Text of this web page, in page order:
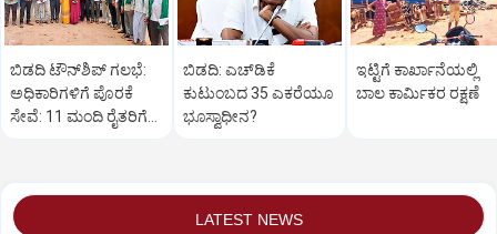
ಬಿಡದಿ ಟೌನ್‌ಶಿಪ್‌ ಗಲಭೆ:
ಅಧಿಕಾರಿಗಳಿಗೆ ಪೊರಕೆ
ಸೇವೆ: 11 ಮಂದಿ ರೈತರಿಗೆ
ಬಿಡದಿ: ಎಚ್‌ಡಿಕೆ
ಕುಟುಂಬದ 35 ಎಕರೆಯೂ
ಭೂಸ್ವಾಧೀನ?
ಇಟ್ಟಿಗೆ ಕಾರ್ಖಾನೆಯಲ್ಲಿ
ಬಾಲ ಕಾರ್ಮಿಕರ ರಕ್ಷಣೆ
LATEST NEWS